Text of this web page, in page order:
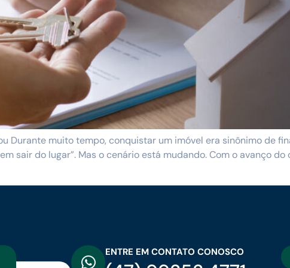
Durante muito tempo, conquistar um imóvel era sinônimo de
sair do lugar”. Mas o cenário está mudando. Com o avanço
ENTRE EM CONTATO CONOSCO